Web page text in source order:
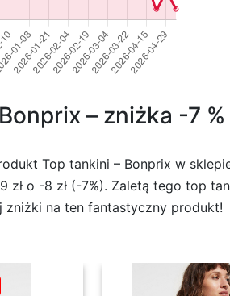
– zniżka -7 %
Top tankini – Bonprix w
zł o -8 zł (-7%). Zaletą tego top
zniżki na ten fantastyczny produkt!